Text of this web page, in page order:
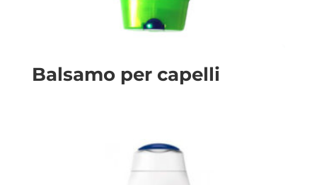
Balsamo per capelli